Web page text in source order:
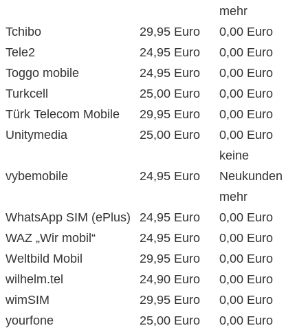
mehr
Tchibo
29,95 Euro
0,00 Euro
Tele2
24,95 Euro
0,00 Euro
Toggo mobile
24,95 Euro
0,00 Euro
Turkcell
25,00 Euro
0,00 Euro
Türk Telecom Mobile
29,95 Euro
0,00 Euro
Unitymedia
25,00 Euro 0,00 Euro
vybemobile 24,95 Euro
keine
Neukunden
mehr
WhatsApp SIM (ePlus)
24,95 Euro
0,00 Euro
WAZ „Wir mobil“
24,95 Euro
0,00 Euro
Weltbild Mobil
29,95 Euro
0,00 Euro
wilhelm.tel
24,90 Euro
0,00 Euro
wimSIM
29,95 Euro
0,00 Euro
yourfone
25,00 Euro 0,00 Euro